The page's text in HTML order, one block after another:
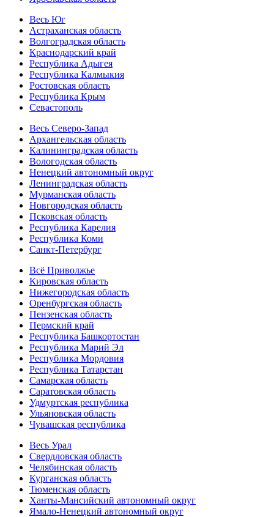
Весь Юг
Астраханская область
Волгоградская область
Краснодарский край
Республика Адыгея
Республика Калмыкия
Ростовская область
Республика Крым
Севастополь
Весь Северо-Запад
Архангельская область
Калининградская область
Вологодская область
Ненецкий автономный округ
Ленинградская область
Мурманская область
Новгородская область
Псковская область
Республика Карелия
Республика Коми
Санкт-Петербург
Всё Приволжье
Кировская область
Нижегородская область
Оренбургская область
Пензенская область
Пермский край
Республика Башкортостан
Республика Марий Эл
Республика Мордовия
Республика Татарстан
Самарская область
Саратовская область
Удмуртская республика
Ульяновская область
Чувашская республика
Весь Урал
Свердловская область
Челябинская область
Курганская область
Тюменская область
Ханты-Мансийский автономный округ
Ямало-Ненецкий автономный округ